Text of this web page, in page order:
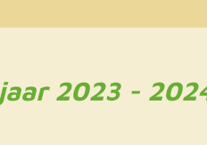
2023 -